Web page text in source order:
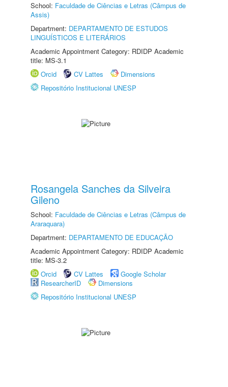
School: Faculdade de Ciências e Letras (Câmpus de
Assis)
Department: DEPARTAMENTO DE ESTUDOS
LINGUÍSTICOS E LITERÁRIOS
Academic Appointment Category: RDIDP Academic
title: MS-3.1
Orcid
CV Lattes
Dimensions
Repositório Institucional UNESP
Rosangela Sanches da Silveira
Gileno
School: Faculdade de Ciências e Letras (Câmpus de
Araraquara)
Department: DEPARTAMENTO DE EDUCAÇÃO
Academic Appointment Category: RDIDP Academic
title: MS-3.2
Orcid
CV Lattes
Google Scholar
ResearcherID
Dimensions
Repositório Institucional UNESP